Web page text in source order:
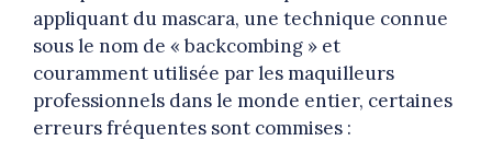
appliquant du mascara, une technique connue
sous le nom de « backcombing » et
couramment utilisée par les maquilleurs
professionnels dans le monde entier, certaines
erreurs fréquentes sont commises :